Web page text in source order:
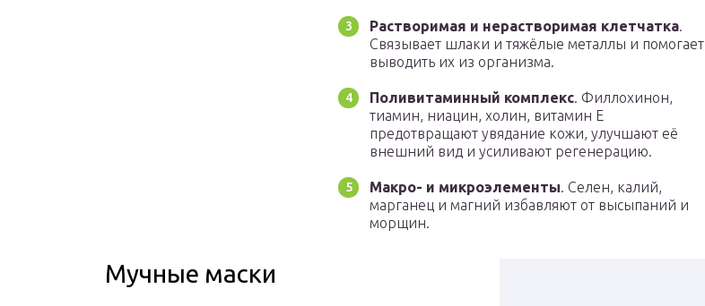
Растворимая и нерастворимая клетчатка.
Связывает шлаки и тяжёлые металлы и помогает
выводить их из организма.
Поливитаминный комплекс. Филлохинон,
тиамин, ниацин, холин, витамин Е
предотвращают увядание кожи, улучшают её
внешний вид и усиливают регенерацию.
Макро- и микроэлементы. Селен, калий,
марганец и магний избавляют от высыпаний и
морщин.
Мучные маски